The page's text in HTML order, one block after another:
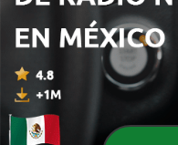
Diego Ruzzarin